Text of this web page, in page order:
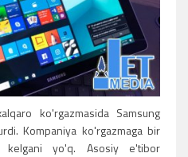
ko'rgazmasida Samsung
Kompaniya ko'rgazmaga bir
yo'q. Asosiy e'tibor